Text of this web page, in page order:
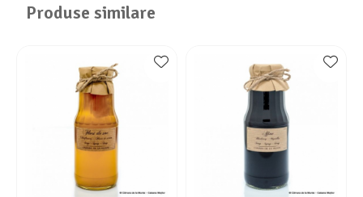
Produse similare